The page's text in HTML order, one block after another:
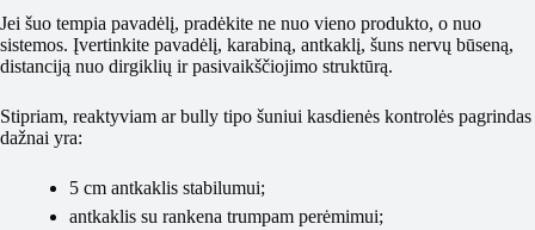
Jei šuo tempia pavadėlį, pradėkite ne nuo vieno produkto, o nuo
sistemos. Įvertinkite pavadėlį, karabiną, antkaklį, šuns nervų būseną,
distanciją nuo dirgiklių ir pasivaikščiojimo struktūrą.
Stipriam, reaktyviam ar bully tipo šuniui kasdienės kontrolės pagrindas
dažnai yra:
5 cm antkaklis stabilumui;
antkaklis su rankena trumpam perėmimui;